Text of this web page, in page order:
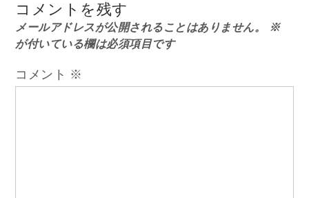
ナ
ビ
コメントを残す
メールアドレスが公開されることはありません。
※
が付いている欄は必須項目です
コメント ※